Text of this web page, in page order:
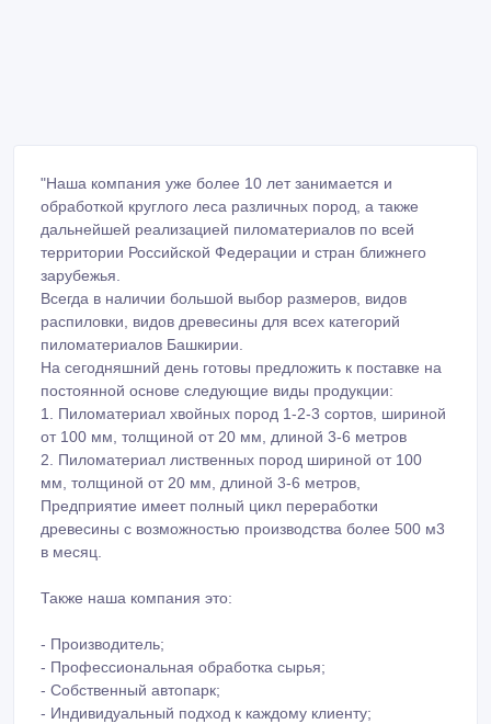
"Наша компания уже более 10 лет занимается и
обработкой круглого леса различных пород, а также
дальнейшей реализацией пиломатериалов по всей
территории Российской Федерации и стран ближнего
зарубежья.
Всегда в наличии большой выбор размеров, видов
распиловки, видов древесины для всех категорий
пиломатериалов Башкирии.
На сегодняшний день готовы предложить к поставке на
постоянной основе следующие виды продукции:
1. Пиломатериал хвойных пород 1-2-3 сортов, шириной
от 100 мм, толщиной от 20 мм, длиной 3-6 метров
2. Пиломатериал лиственных пород шириной от 100
мм, толщиной от 20 мм, длиной 3-6 метров,
Предприятие имеет полный цикл переработки
древесины с возможностью производства более 500 м3
в месяц.
Также наша компания это:
- Производитель;
- Профессиональная обработка сырья;
- Собственный автопарк;
- Индивидуальный подход к каждому клиенту;